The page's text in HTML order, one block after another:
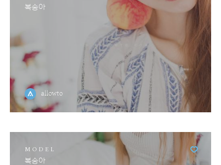
복숭아
allowto
MODEL
복숭아